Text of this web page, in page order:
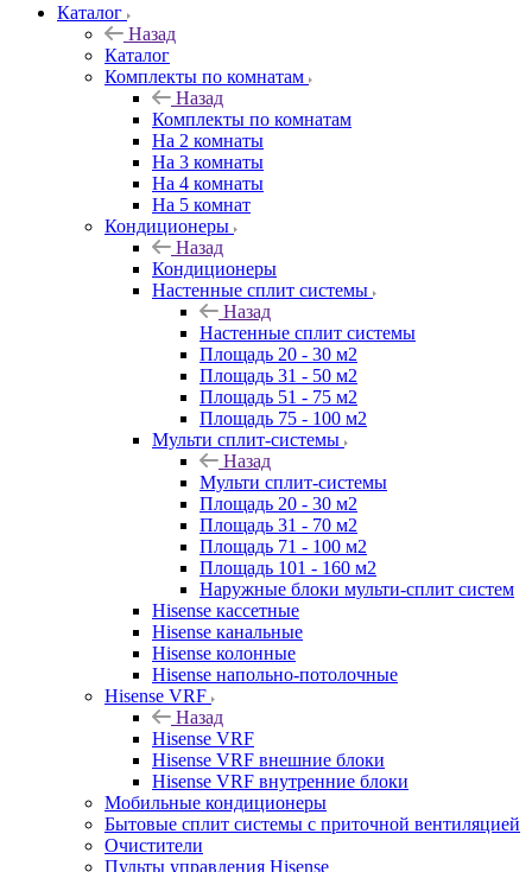
Каталог
Назад
Каталог
Комплекты по комнатам
Назад
Комплекты по комнатам
На 2 комнаты
На 3 комнаты
На 4 комнаты
На 5 комнат
Кондиционеры
Назад
Кондиционеры
Настенные сплит системы
Назад
Настенные сплит системы
Площадь 20 - 30 м2
Площадь 31 - 50 м2
Площадь 51 - 75 м2
Площадь 75 - 100 м2
Мульти сплит-системы
Назад
Мульти сплит-системы
Площадь 20 - 30 м2
Площадь 31 - 70 м2
Площадь 71 - 100 м2
Площадь 101 - 160 м2
Наружные блоки мульти-сплит систем
Hisense кассетные
Hisense канальные
Hisense колонные
Hisense напольно-потолочные
Hisense VRF
Назад
Hisense VRF
Hisense VRF внешние блоки
Hisense VRF внутренние блоки
Мобильные кондиционеры
Бытовые сплит системы с приточной вентиляцией
Очистители
Пульты управления Hisense